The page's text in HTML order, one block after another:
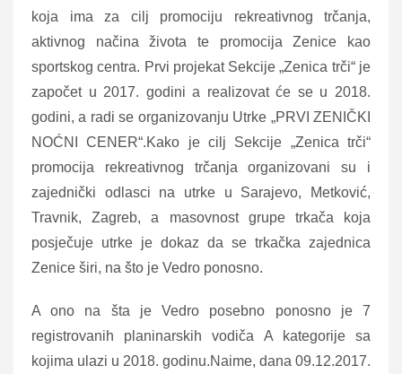
koja ima za cilj promociju rekreativnog trčanja,
aktivnog načina života te promocija Zenice kao
sportskog centra. Prvi projekat Sekcije „Zenica trči“ je
započet u 2017. godini a realizovat će se u 2018.
godini, a radi se organizovanju Utrke „PRVI ZENIČKI
NOĆNI CENER“.Kako je cilj Sekcije „Zenica trči“
promocija rekreativnog trčanja organizovani su i
zajednički odlasci na utrke u Sarajevo, Metković,
Travnik, Zagreb, a masovnost grupe trkača koja
posječuje utrke je dokaz da se trkačka zajednica
Zenice širi, na što je Vedro ponosno.
A ono na šta je Vedro posebno ponosno je 7
registrovanih planinarskih vodiča A kategorije sa
kojima ulazi u 2018. godinu.Naime, dana 09.12.2017.